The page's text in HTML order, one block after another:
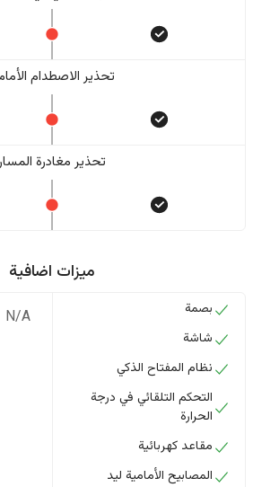
تحذير الاصطدام
تحذير مغادرة
ميزات اضافية
بصمة
شاشة
نظام المفتاح الذكي
التحكم التلقائي في درجة
الحرارة
مقاعد كهربائية
المصابيح الأمامية ليد
N/A